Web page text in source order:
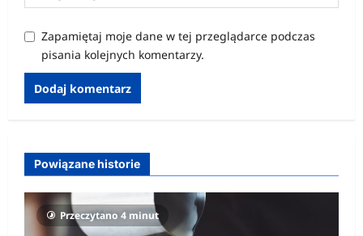
Zapamiętaj moje dane w tej przeglądarce podczas
pisania kolejnych komentarzy.
Powiązane historie
Przeczytano 4 minut